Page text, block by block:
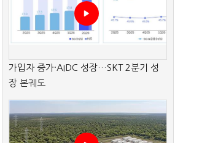
가입자 증가·AIDC 성장…SKT 2분기 성
장 본궤도